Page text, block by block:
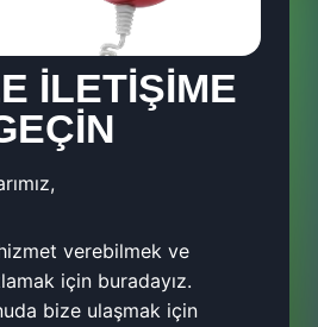
İLETİŞİME
verebilmek ve
için buradayız.
bize ulaşmak için